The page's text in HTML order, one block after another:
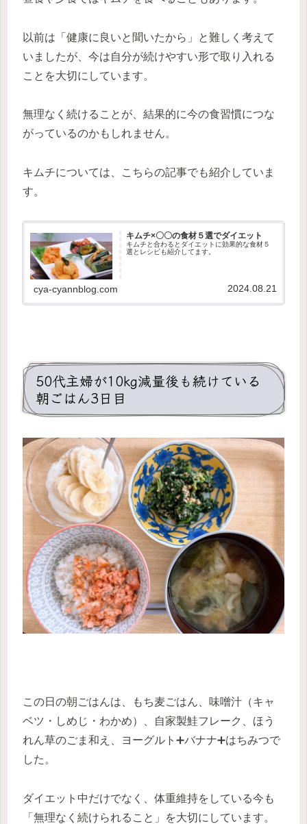
以前は「健康に良いと聞いたから」と難しく考えて
いましたが、今は自分が続けやすい形で取り入れる
ことを大切にしています。
無理なく続けることが、結果的に今の食習慣につな
がっているのかもしれません。
キムチについては、こちらの記事でも紹介していま
す。
キムチ×〇〇の食材５選でダイエット
キムチと合わるとダイエットに効果的な食材５
選とレシピも紹介してます。
cya-cyannblog.com 2024.08.21
50代主婦が10kg減量後も続けている
朝ごはん3日目
この日の朝ごはんは、もち麦ごはん、味噌汁（キャ
ベツ・しめじ・わかめ）、自家製鮭フレーク、ほう
れん草のごま和え、ヨーグルト➕バナナ➕はちみつで
した。
ダイエット中だけでなく、体重維持をしている今も
「無理なく続けられること」を大切にしています。